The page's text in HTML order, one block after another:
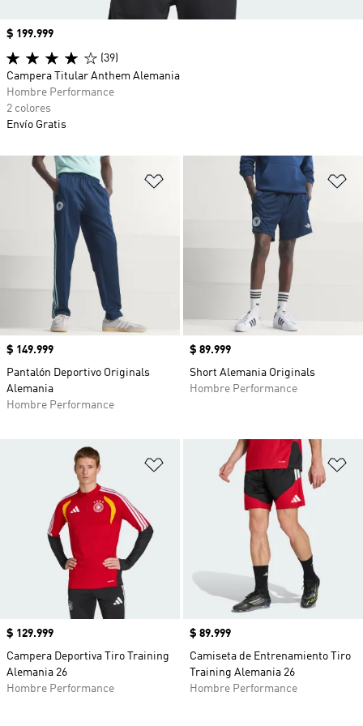
Añadir a la lista de deseos
Precio
$ 149.999
Pantalón Deportivo Originals
Alemania
Hombre Performance
Precio
$ 89.999
Short Alemania Originals
Hombre Performance
Añadir a la lista de deseos
Precio
$ 129.999
Campera Deportiva Tiro Training
Alemania 26
Hombre Performance
Precio
$ 89.999
Camiseta de Entrenamiento Tiro
Training Alemania 26
Hombre Performance
Precio
$ 199.999
(39)
Campera Titular Anthem Alemania
Hombre Performance
2 colores
Envío Gratis